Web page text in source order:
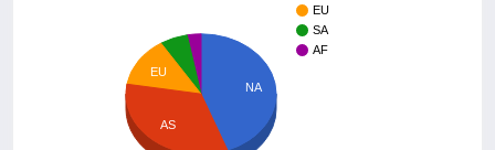
EU
SA
AF
NA
EU
AS